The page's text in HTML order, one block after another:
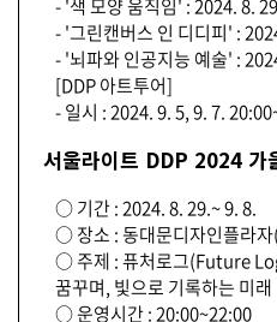
- '색 모양 움직임' : 2024. 8.
- '그린캔버스 인 디디피' :
- '뇌파와 인공지능 예술' :
[DDP 아트투어]
- 일시 : 2024. 9. 5, 9. 7.
서울라이트 DDP 2024 가
○ 기간 : 2024. 8. 29.~ 9. 8.
○ 장소 : 동대문디자인플라자
○ 주제 : 퓨처로그(Future
꿈꾸며, 빛으로 기록하는 미래
○ 운영시간 : 20:00~22:00